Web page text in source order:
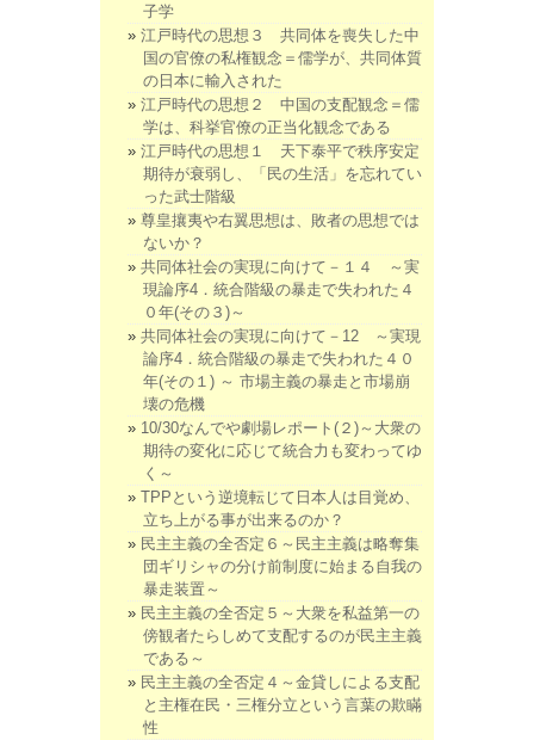
子学
江戸時代の思想３ 共同体を喪失した中
国の官僚の私権観念＝儒学が、共同体質
の日本に輸入された
江戸時代の思想２ 中国の支配観念＝儒
学は、科挙官僚の正当化観念である
江戸時代の思想１ 天下泰平で秩序安定
期待が衰弱し、「民の生活」を忘れてい
った武士階級
尊皇攘夷や右翼思想は、敗者の思想では
ないか？
共同体社会の実現に向けて－１４ ～実
現論序4．統合階級の暴走で失われた４
０年(その３)～
共同体社会の実現に向けて－12 ～実現
論序4．統合階級の暴走で失われた４０
年(その１) ～ 市場主義の暴走と市場崩
壊の危機
10/30なんでや劇場レポート(２)～大衆の
期待の変化に応じて統合力も変わってゆ
く～
TPPという逆境転じて日本人は目覚め、
立ち上がる事が出来るのか？
民主主義の全否定６～民主主義は略奪集
団ギリシャの分け前制度に始まる自我の
暴走装置～
民主主義の全否定５～大衆を私益第一の
傍観者たらしめて支配するのが民主主義
である～
民主主義の全否定４～金貸しによる支配
と主権在民・三権分立という言葉の欺瞞
性